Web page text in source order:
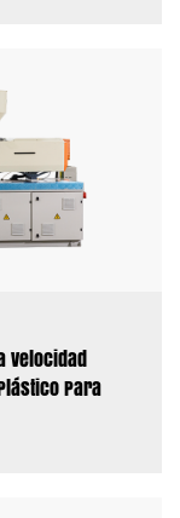
Velocidad
Para